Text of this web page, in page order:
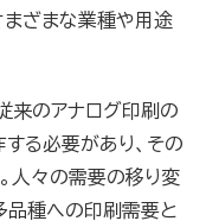
まざまな業種や用途
来のアナログ印刷の
る必要があり、その
人々の需要の移り変
品種への印刷需要と